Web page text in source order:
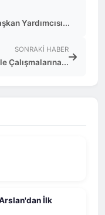
Yardımcısı...
SONRAKI HABER
Çalışmalarına...
İlk